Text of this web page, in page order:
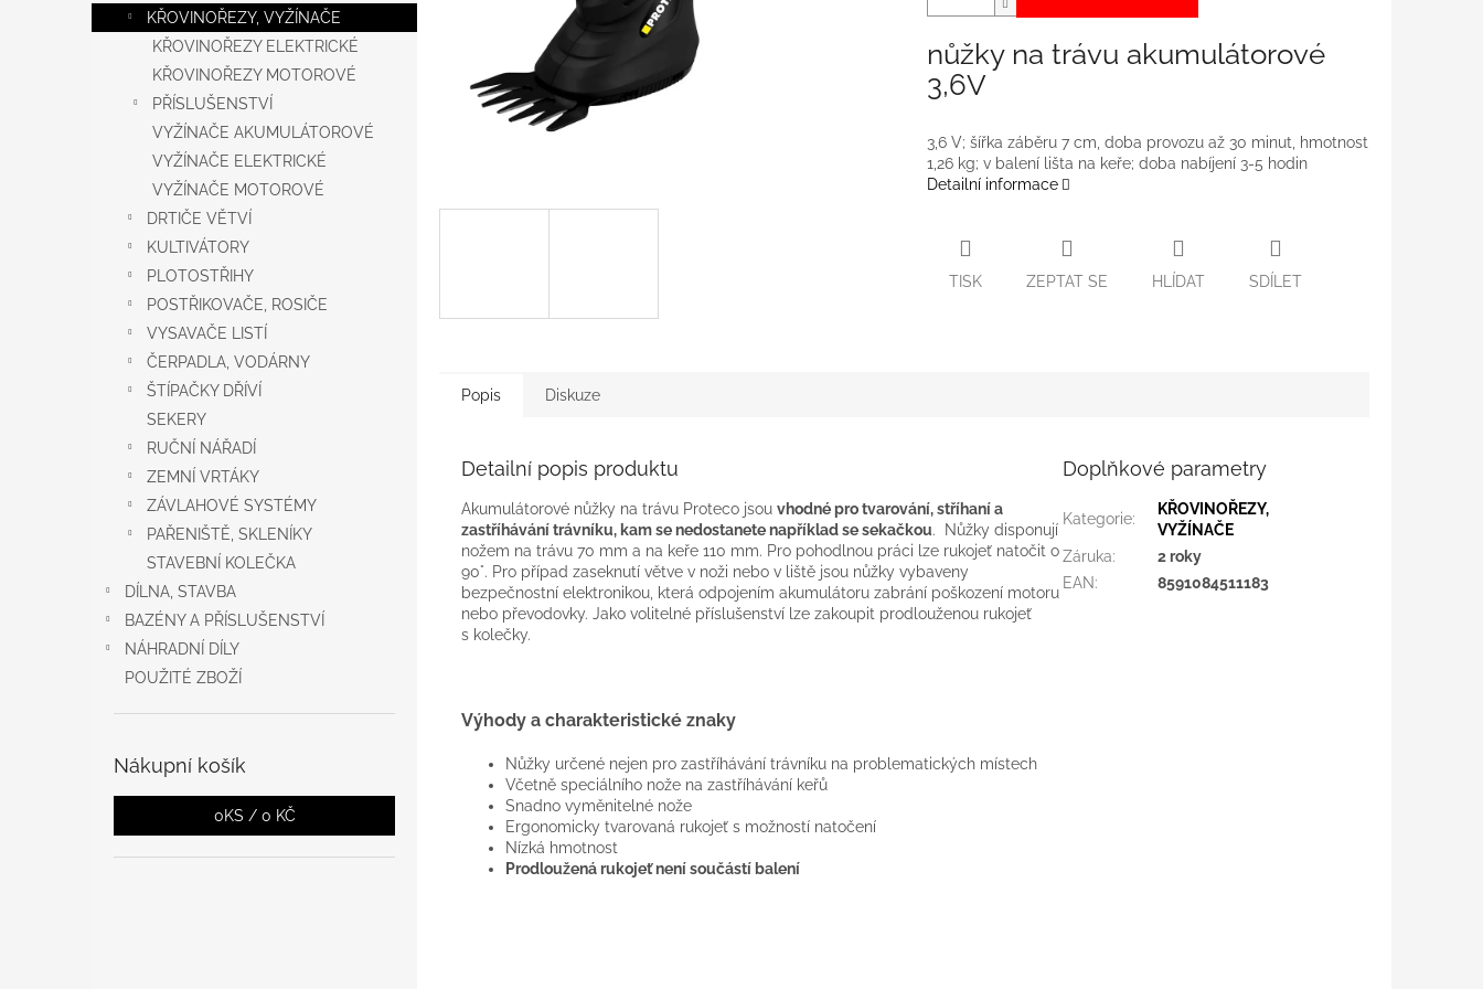
n
e
KŘOVINOŘEZY, VYŽÍNAČE
KŘOVINOŘEZY ELEKTRICKÉ
KŘOVINOŘEZY MOTOROVÉ
PŘÍSLUŠENSTVÍ
VYŽÍNAČE AKUMULÁTOROVÉ
VYŽÍNAČE ELEKTRICKÉ
VYŽÍNAČE MOTOROVÉ
DRTIČE VĚTVÍ
KULTIVÁTORY
PLOTOSTŘIHY
POSTŘIKOVAČE, ROSIČE
VYSAVAČE LISTÍ
ČERPADLA, VODÁRNY
ŠTÍPAČKY DŘÍVÍ
SEKERY
RUČNÍ NÁŘADÍ
ZEMNÍ VRTÁKY
ZÁVLAHOVÉ SYSTÉMY
PAŘENIŠTĚ, SKLENÍKY
STAVEBNÍ KOLEČKA
DÍLNA, STAVBA
BAZÉNY A PŘÍSLUŠENSTVÍ
NÁHRADNÍ DÍLY
POUŽITÉ ZBOŽÍ
Nákupní košík
0KS / 0 KČ
nůžky na trávu akumulátorové
3,6V
3,6 V; šířka záběru 7 cm, doba provozu až 30 minut, hmotnost
1,26 kg; v balení lišta na keře; doba nabíjení 3-5 hodin
Detailní informace
TISK ZEPTAT SE HLÍDAT SDÍLET
Popis Diskuze
Detailní popis produktu
Akumulátorové nůžky na trávu Proteco jsou vhodné pro tvarování, stříhaní a
zastříhávání trávníku, kam se nedostanete například se sekačkou. Nůžky disponují
nožem na trávu 70 mm a na keře 110 mm. Pro pohodlnou práci lze rukojeť natočit o
90°. Pro případ zaseknutí větve v noži nebo v liště jsou nůžky vybaveny
bezpečnostní elektronikou, která odpojením akumulátoru zabrání poškození motoru
nebo převodovky. Jako volitelné příslušenství lze zakoupit prodlouženou rukojeť
s kolečky.
Výhody a charakteristické znaky
Nůžky určené nejen pro zastříhávání trávníku na problematických místech
Včetně speciálního nože na zastříhávání keřů
Snadno vyměnitelné nože
Ergonomicky tvarovaná rukojeť s možností natočení
Nízká hmotnost
Prodloužená rukojeť není součástí balení
Doplňkové parametry
Kategorie:
KŘOVINOŘEZY,
VYŽÍNAČE
Záruka:
2 roky
EAN: 8591084511183